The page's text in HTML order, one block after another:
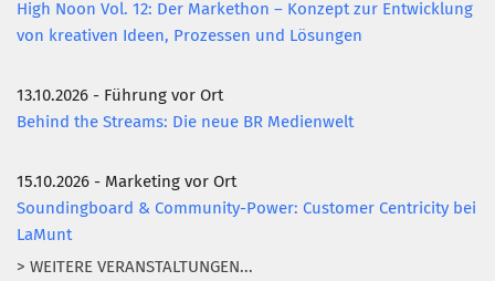
High Noon Vol. 12: Der Markethon – Konzept zur Entwicklung
von kreativen Ideen, Prozessen und Lösungen
13.10.2026 - Führung vor Ort
Behind the Streams: Die neue BR Medienwelt
15.10.2026 - Marketing vor Ort
Soundingboard & Community-Power: Customer Centricity bei
LaMunt
> WEITERE VERANSTALTUNGEN...